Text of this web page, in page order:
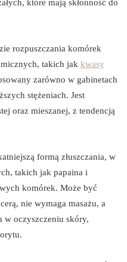
które mają skłonność do
rozpuszczania komórek
takich jak kwasy
zarówno w gabinetach
stężeniach. Jest
oraz mieszanej, z tendencją
formą złuszczania, w
takich jak papaina i
komórek. Może być
nie wymaga masażu, a
w oczyszczeniu skóry,